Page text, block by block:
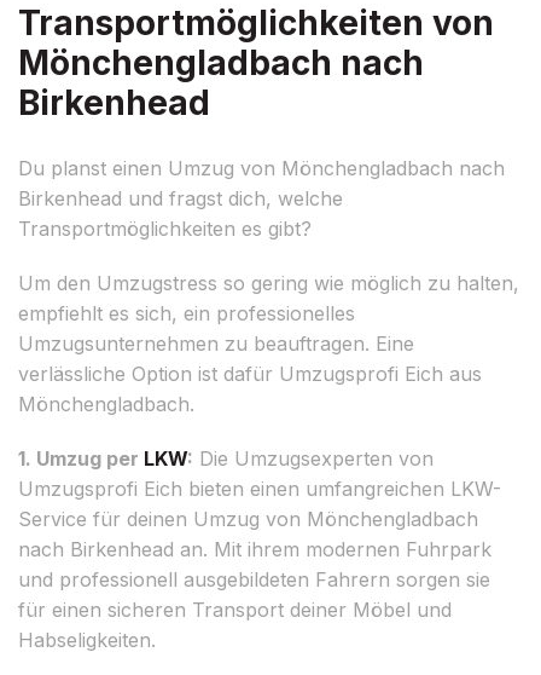
Transportmöglichkeiten von
Mönchengladbach nach
Birkenhead
Du planst einen Umzug von Mönchengladbach nach
Birkenhead und fragst dich, welche
Transportmöglichkeiten es gibt?
Um den Umzugstress so gering wie möglich zu halten,
empfiehlt es sich, ein professionelles
Umzugsunternehmen zu beauftragen. Eine
verlässliche Option ist dafür Umzugsprofi Eich aus
Mönchengladbach.
1. Umzug per LKW: Die Umzugsexperten von
Umzugsprofi Eich bieten einen umfangreichen LKW-
Service für deinen Umzug von Mönchengladbach
nach Birkenhead an. Mit ihrem modernen Fuhrpark
und professionell ausgebildeten Fahrern sorgen sie
für einen sicheren Transport deiner Möbel und
Habseligkeiten.